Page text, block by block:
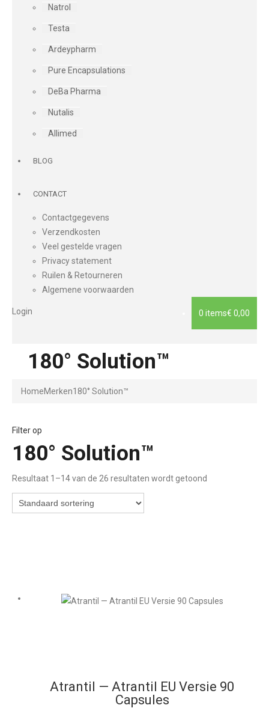
Natrol
Testa
Ardeypharm
Pure Encapsulations
DeBa Pharma
Nutalis
Allimed
BLOG
CONTACT
Contactgegevens
Verzendkosten
Veel gestelde vragen
Privacy statement
Ruilen & Retourneren
Algemene voorwaarden
0 items€ 0,00
Login
180° Solution™
HomeMerken180° Solution™
Filter op
180° Solution™
Resultaat 1–14 van de 26 resultaten wordt getoond
Atrantil — Atrantil EU Versie 90
Capsules